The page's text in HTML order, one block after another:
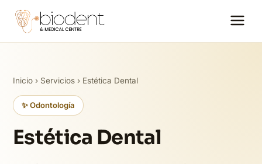
Inicio › Servicios › Estética Dental
✨ Odontología
Estética Dental